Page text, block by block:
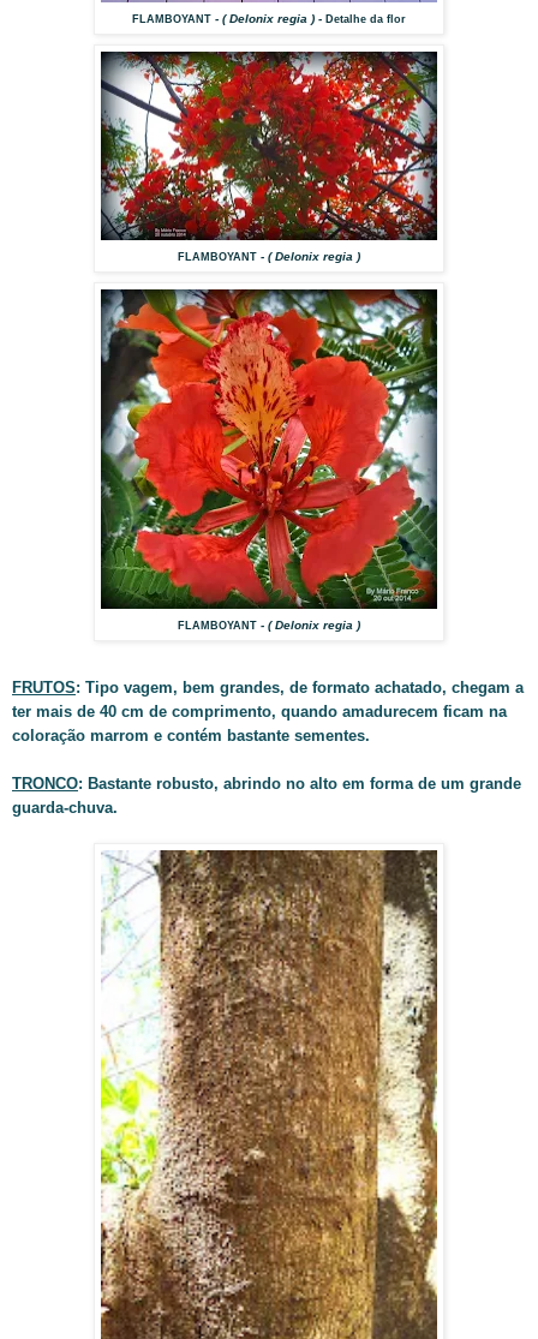
FLAMBOYANT - ( Delonix regia ) - Detalhe da flor
FLAMBOYANT - ( Delonix regia )
FLAMBOYANT - ( Delonix regia )
FRUTOS: Tipo vagem, bem grandes, de formato achatado, chegam a
ter mais de 40 cm de comprimento, quando amadurecem ficam na
coloração marrom e contém bastante sementes.
TRONCO: Bastante robusto, abrindo no alto em forma de um grande
guarda-chuva.